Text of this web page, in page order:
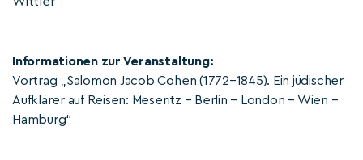
Informationen zur Veranstaltung:
Vortrag „Salomon Jacob Cohen (1772–1845). Ein jüdischer
Aufklärer auf Reisen: Meseritz – Berlin – London – Wien –
Hamburg“